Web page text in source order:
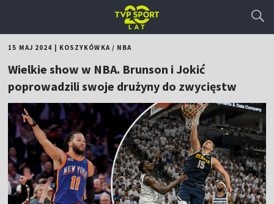
15 MAJ 2024 KOSZYKÓWKA/ NBA
Wielkie show w NBA. Brunson i Jokić
poprowadzili swoje drużyny do zwycięstw